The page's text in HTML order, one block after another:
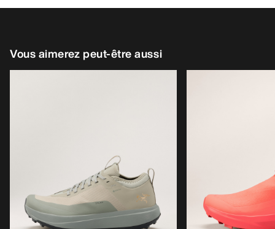
Vous aimerez peut-être aussi